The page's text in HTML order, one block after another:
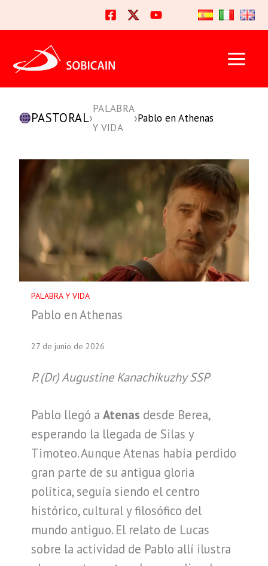
al
contenido
PASTORAL›
PALABRA
Y VIDA
›Pablo en Athenas
PALABRA Y VIDA
Pablo en Athenas
27 de junio de 2026
P. (Dr) Augustine Kanachikuzhy SSP
Pablo llegó a Atenas desde Berea,
esperando la llegada de Silas y
Timoteo. Aunque Atenas había perdido
gran parte de su antigua gloria
política, seguía siendo el centro
histórico, cultural y filosófico del
mundo antiguo. El relato de Lucas
sobre la actividad de Pablo allí ilustra